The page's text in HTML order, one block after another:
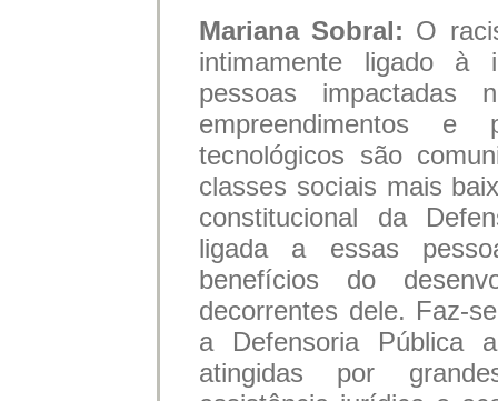
Mariana Sobral: O
intimamente ligado à
pessoas impactadas
empreendimentos e
tecnológicos são
classes sociais mais
constitucional da
ligada a essas
benefícios do
decorrentes dele. Faz-
a Defensoria Pública
atingidas por